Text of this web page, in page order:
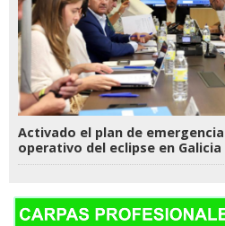
Activado el plan de
operativo del eclipse en Galicia